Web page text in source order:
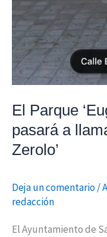
El Parque
pasará a
Zerolo’
Deja un comentario/
redacción
El Ayuntamiento de